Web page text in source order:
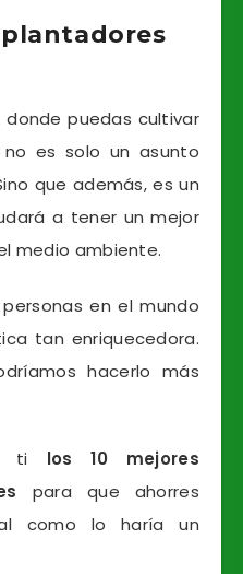
plantadores
donde puedas cultivar
es solo un asunto
que además, es un
a tener un mejor
medio ambiente.
en el mundo
tan enriquecedora.
hacerlo más
ti los 10 mejores
para que ahorres
como lo haría un